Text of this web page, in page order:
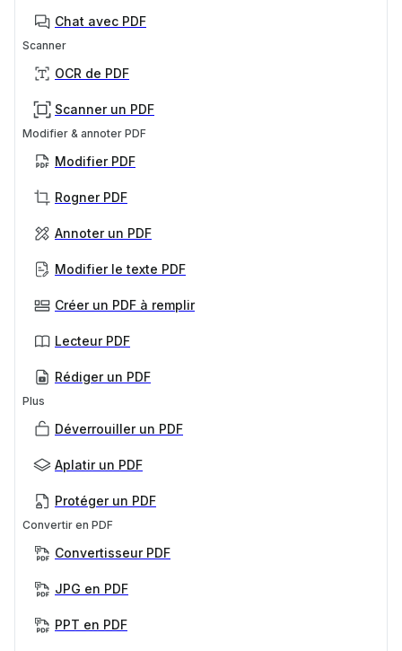
Chat avec PDF
Scanner
OCR de PDF
Scanner un PDF
Modifier & annoter PDF
Modifier PDF
Rogner PDF
Annoter un PDF
Modifier le texte PDF
Créer un PDF à remplir
Lecteur PDF
Rédiger un PDF
Plus
Déverrouiller un PDF
Aplatir un PDF
Protéger un PDF
Convertir en PDF
Convertisseur PDF
JPG en PDF
PPT en PDF